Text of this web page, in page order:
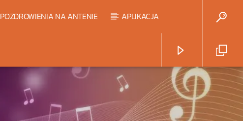
POZDROWIENIA NA ANTENIE APLIKACJA